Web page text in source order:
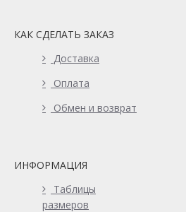
КАК СДЕЛАТЬ ЗАКАЗ
Доставка
Оплата
Обмен и возврат
ИНФОРМАЦИЯ
Таблицы
размеров